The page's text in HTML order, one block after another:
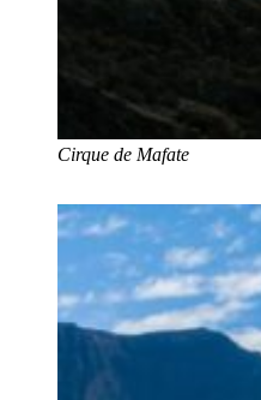
Cirque de Mafate